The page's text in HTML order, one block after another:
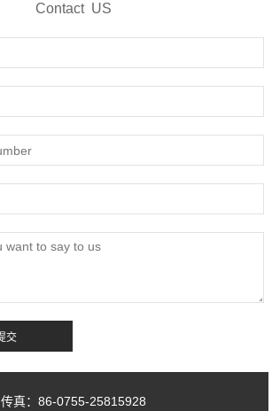
Contact US
传真：86-0755-25815928